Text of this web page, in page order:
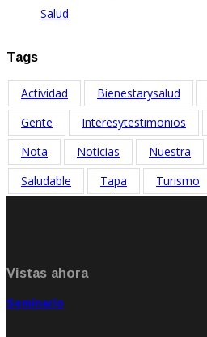
Salud
Tags
Actividad Bienestarysalud
Gente
Interesytestimonios
Nota
Noticias Nuestra
Saludable
Tapa Turismo
Vistas ahora
Seminario